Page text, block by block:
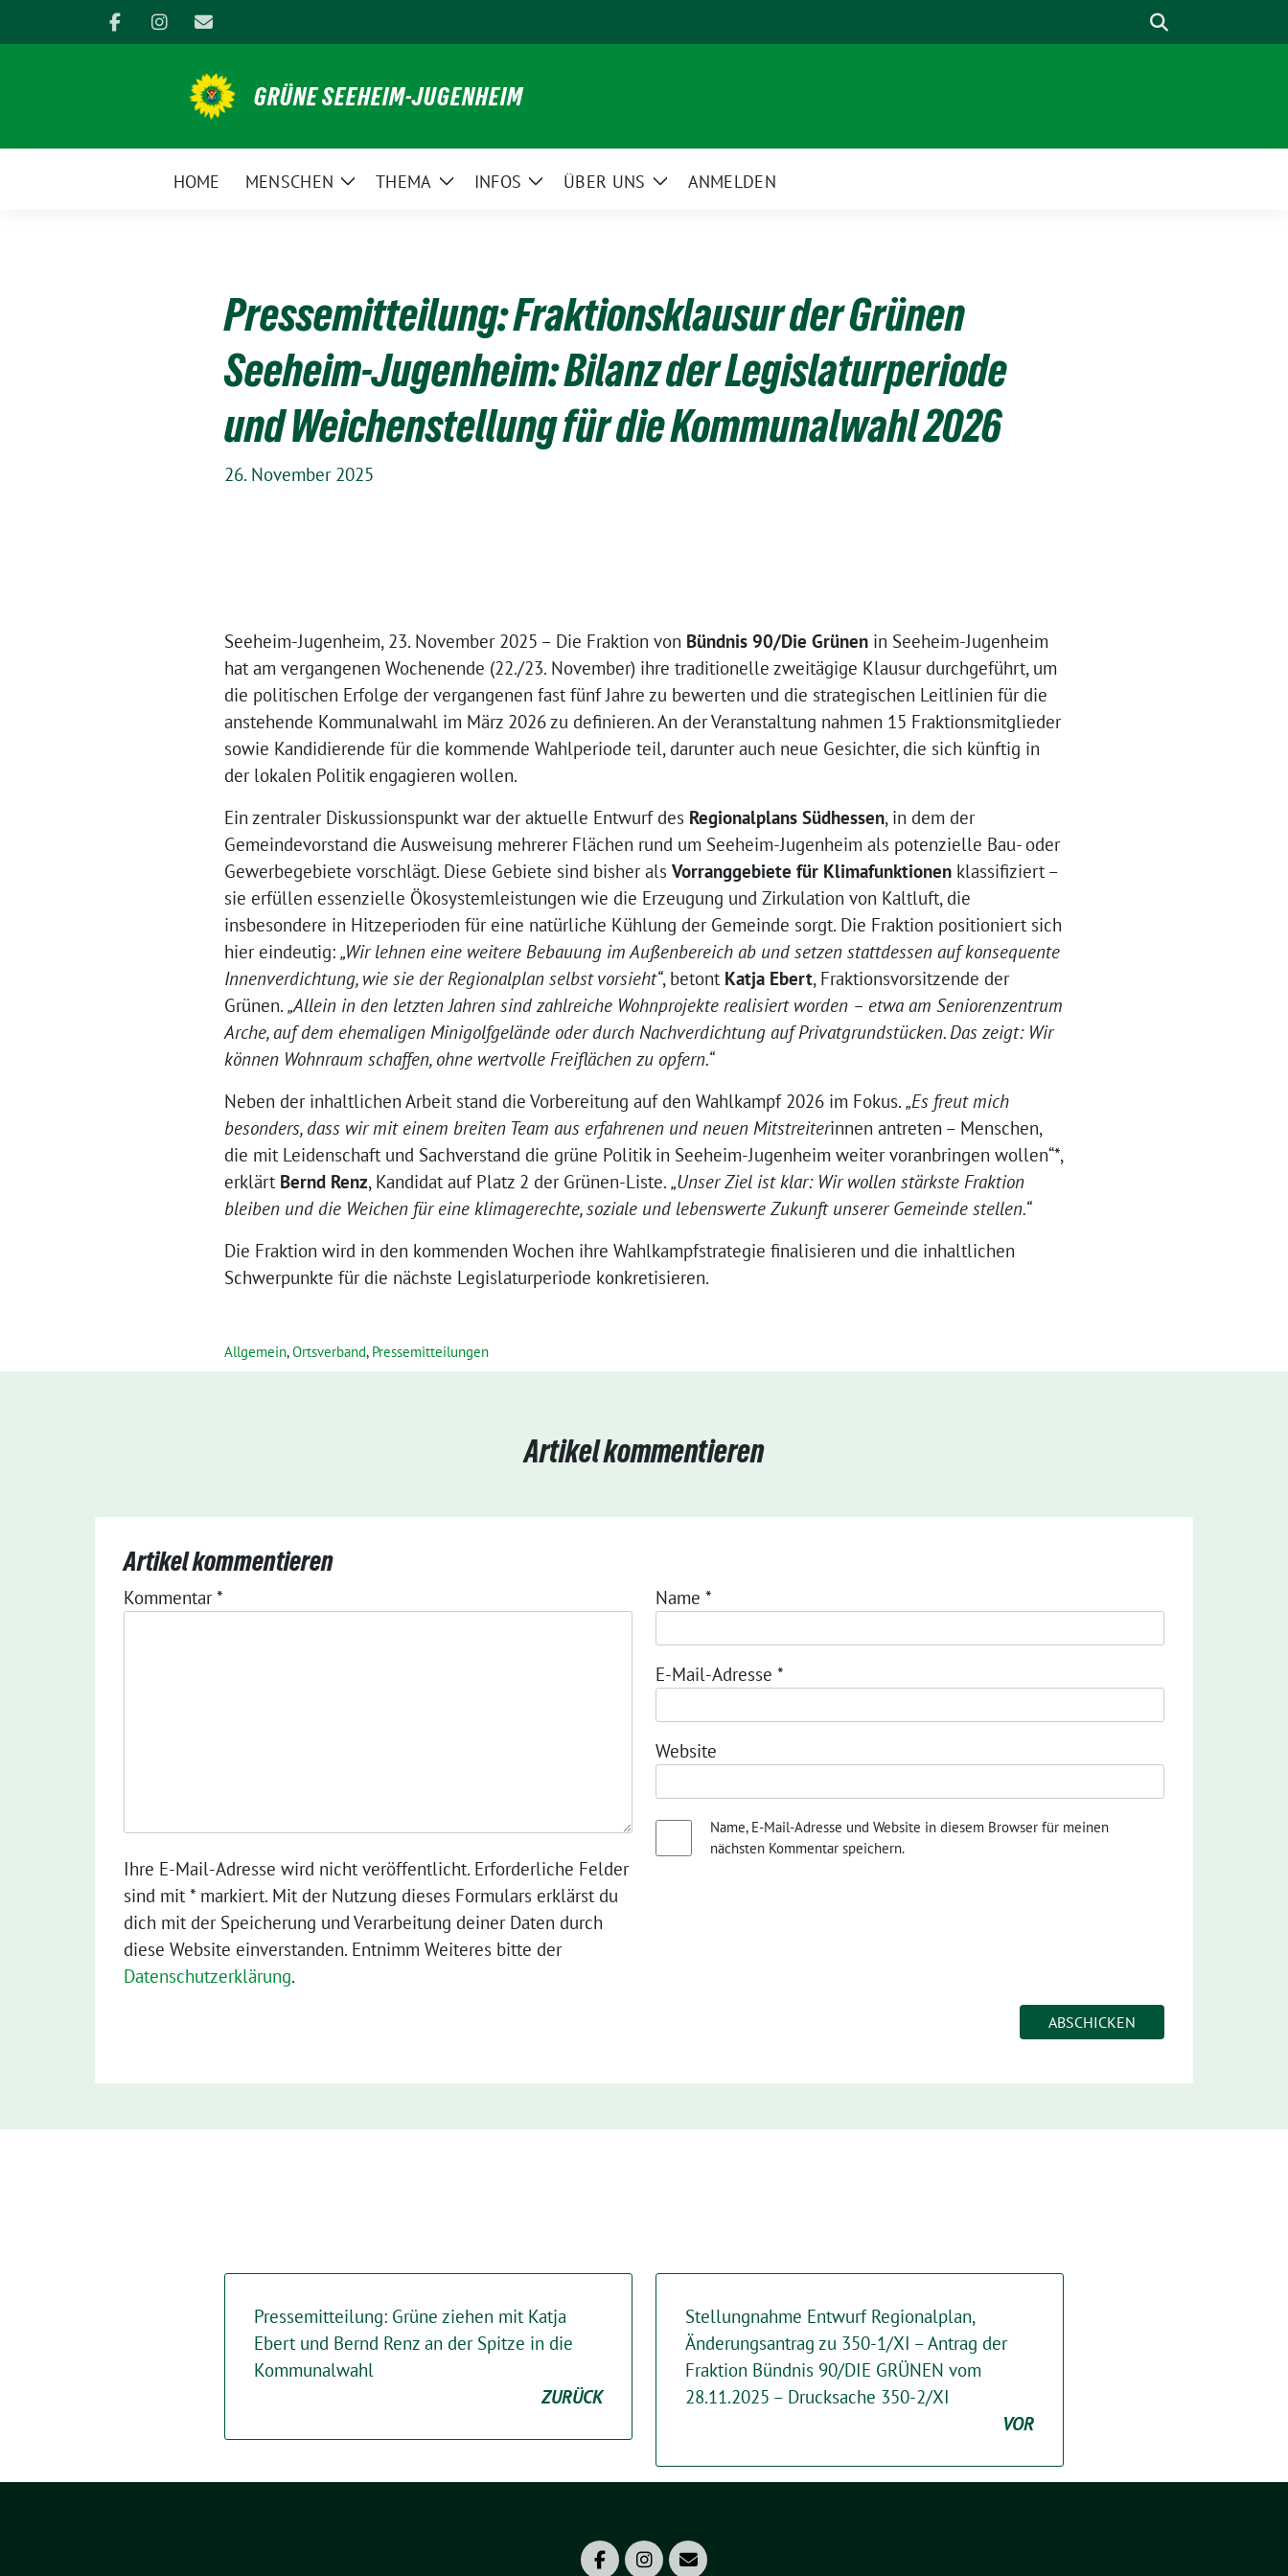
zum
Suche
GRÜNE SEEHEIM-JUGENHEIM
HOME MENSCHEN
ZeigeTHEMA
ZeigeINFOS
ZeigeÜBER UNS
ZeigeANMELDEN
Pressemitteilung: Fraktionsklausur der Grünen
Seeheim-Jugenheim: Bilanz der Legislaturperiode
und Weichenstellung für die Kommunalwahl 2026
26. November 2025
Seeheim-Jugenheim, 23. November 2025 – Die Fraktion von Bündnis 90/Die Grünen in Seeheim-Jugenheim
hat am vergangenen Wochenende (22./23. November) ihre traditionelle zweitägige Klausur durchgeführt, um
die politischen Erfolge der vergangenen fast fünf Jahre zu bewerten und die strategischen Leitlinien für die
anstehende Kommunalwahl im März 2026 zu definieren. An der Veranstaltung nahmen 15 Fraktionsmitglieder
sowie Kandidierende für die kommende Wahlperiode teil, darunter auch neue Gesichter, die sich künftig in
der lokalen Politik engagieren wollen.
Ein zentraler Diskussionspunkt war der aktuelle Entwurf des Regionalplans Südhessen, in dem der
Gemeindevorstand die Ausweisung mehrerer Flächen rund um Seeheim-Jugenheim als potenzielle Bau- oder
Gewerbegebiete vorschlägt. Diese Gebiete sind bisher als Vorranggebiete für Klimafunktionen klassifiziert –
sie erfüllen essenzielle Ökosystemleistungen wie die Erzeugung und Zirkulation von Kaltluft, die
insbesondere in Hitzeperioden für eine natürliche Kühlung der Gemeinde sorgt. Die Fraktion positioniert sich
hier eindeutig: „Wir lehnen eine weitere Bebauung im Außenbereich ab und setzen stattdessen auf konsequente
Innenverdichtung, wie sie der Regionalplan selbst vorsieht“, betont Katja Ebert, Fraktionsvorsitzende der
Grünen. „Allein in den letzten Jahren sind zahlreiche Wohnprojekte realisiert worden – etwa am Seniorenzentrum
Arche, auf dem ehemaligen Minigolfgelände oder durch Nachverdichtung auf Privatgrundstücken. Das zeigt: Wir
können Wohnraum schaffen, ohne wertvolle Freiflächen zu opfern.“
Neben der inhaltlichen Arbeit stand die Vorbereitung auf den Wahlkampf 2026 im Fokus. „Es freut mich
besonders, dass wir mit einem breiten Team aus erfahrenen und neuen Mitstreiterinnen antreten – Menschen,
die mit Leidenschaft und Sachverstand die grüne Politik in Seeheim-Jugenheim weiter voranbringen wollen“*,
erklärt Bernd Renz, Kandidat auf Platz 2 der Grünen-Liste. „Unser Ziel ist klar: Wir wollen stärkste Fraktion
bleiben und die Weichen für eine klimagerechte, soziale und lebenswerte Zukunft unserer Gemeinde stellen.“
Die Fraktion wird in den kommenden Wochen ihre Wahlkampfstrategie finalisieren und die inhaltlichen
Schwerpunkte für die nächste Legislaturperiode konkretisieren.
Allgemein,Ortsverband, Pressemitteilungen
Artikel kommentieren
Artikel kommentieren
Kommentar*
Ihre E-Mail-Adresse wird nicht veröffentlicht. Erforderliche Felder
sind mit * markiert. Mit der Nutzung dieses Formulars erklärst du
dich mit der Speicherung und Verarbeitung deiner Daten durch
diese Website einverstanden. Entnimm Weiteres bitte der
Datenschutzerklärung.
Name *
E-Mail-Adresse *
Website
Name, E-Mail-Adresse und Website in diesem Browser für meinen
nächsten Kommentar speichern.
Pressemitteilung: Grüne ziehen mit Katja
Ebert und Bernd Renz an der Spitze in die
Kommunalwahl
ZURÜCK
Stellungnahme Entwurf Regionalplan,
Änderungsantrag zu 350-1/XI – Antrag der
Fraktion Bündnis 90/DIE GRÜNEN vom
28.11.2025 – Drucksache 350-2/XI
VOR